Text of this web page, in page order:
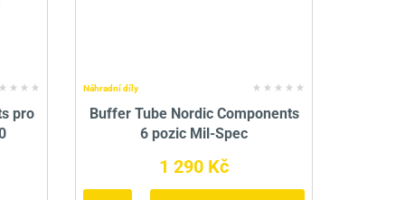
prostředky
stolice a vaky
pro
Náhradní díly
Buffer Tube Nordic Components
6 pozic Mil-Spec
1 290 Kč